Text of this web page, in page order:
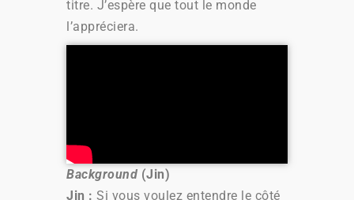
titre. J’espère que tout le monde
l’appréciera.
Background (Jin)
Jin : Si vous voulez entendre le côté